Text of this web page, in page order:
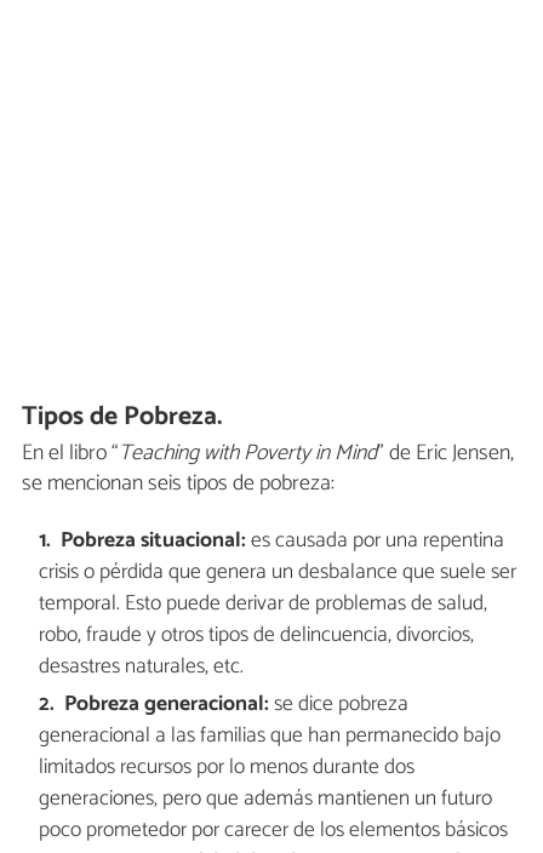
Tipos de Pobreza.
En el libro “Teaching with Poverty in Mind” de Eric Jensen,
se mencionan seis tipos de pobreza:
Pobreza situacional:es causada por una repentina
crisis o pérdida que genera un desbalance que suele ser
temporal. Esto puede derivar de problemas de salud,
robo, fraude y otros tipos de delincuencia, divorcios,
desastres naturales, etc.
Pobreza generacional:se dice pobreza
generacional a las familias que han permanecido bajo
limitados recursos por lo menos durante dos
generaciones, pero que además mantienen un futuro
poco prometedor por carecer de los elementos básicos